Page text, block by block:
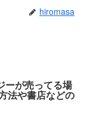
hiromasa
ーが売ってる場
法や書店などの